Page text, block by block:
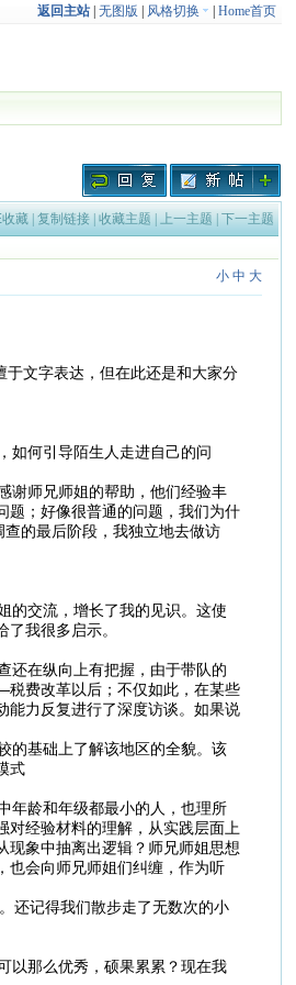
返回主站| 无图版 风格切换 Home首页
藏| 复制链接| 收藏主题 | 上一主题 | 下一主题
小 中 大
文字表达，但在此还是和大家分
如何引导陌生人走进自己的问
谢师兄师姐的帮助，他们经验丰
题；好像很普通的问题，我们为什
的最后阶段，我独立地去做访
的交流，增长了我的见识。这使
我很多启示。
还在纵向上有把握，由于带队的
费改革以后；不仅如此，在某些
能力反复进行了深度访谈。如果说
的基础上了解该地区的全貌。该
式
年龄和年级都最小的人，也理所
对经验材料的理解，从实践层面上
现象中抽离出逻辑？师兄师姐思想
也会向师兄师姐们纠缠，作为听
还记得我们散步走了无数次的小
以那么优秀，硕果累累？现在我